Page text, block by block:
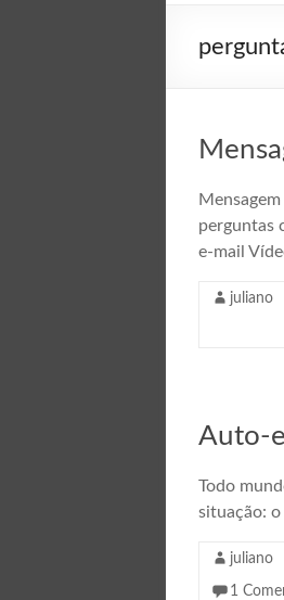
perguntas
e-mail
juliano
Auto-
Todo
situação:
juliano
1